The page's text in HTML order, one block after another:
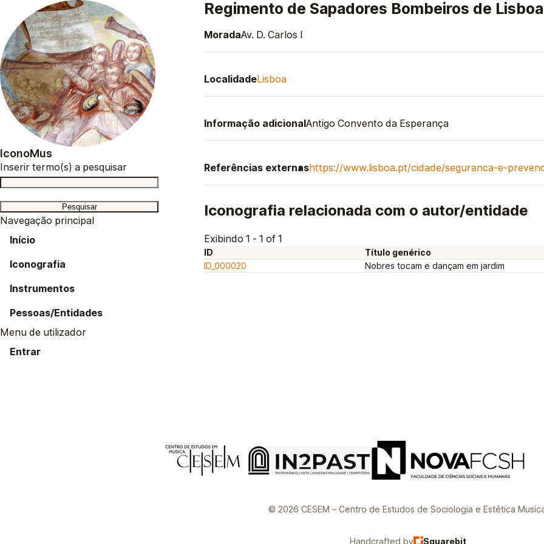
IconoMus
Inserir termo(s) a pesquisar
Navegação principal
Início
Iconografia
Instrumentos
Pessoas/Entidades
Menu de utilizador
Entrar
Regimento de Sapadores Bombeiros de Lisboa
MoradaAv. D. Carlos I
LocalidadeLisboa
Informação adicionalAntigo Convento da Esperança
Referências externashttps://www.lisboa.pt/cidade/seguranca-e-
Iconografia relacionada com o autor/entidade
Exibindo 1 - 1 of 1
ID
Título genérico
ID_000020
Nobres tocam e dançam em jardim
© 2026 CESEM – Centro de Estudos de Sociologia e Estética
Handcrafted by Squarebit